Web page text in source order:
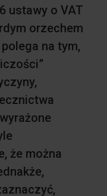
ustawy o VAT
orzechem
na tym,
że można